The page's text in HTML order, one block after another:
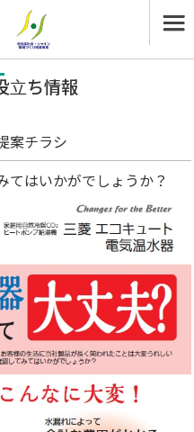
立ち情報
案チラシ
てはいかがでしょうか？